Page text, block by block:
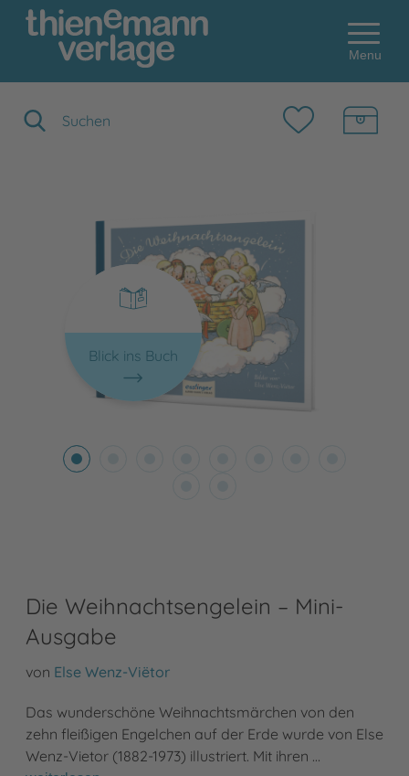
Menu
Blick ins Buch
Die Weihnachtsengelein – Mini-
Ausgabe
von Else Wenz-Viëtor
Das wunderschöne Weihnachtsmärchen von den
zehn fleißigen Engelchen auf der Erde wurde von Else
Wenz-Vietor (1882-1973) illustriert. Mit ihren …